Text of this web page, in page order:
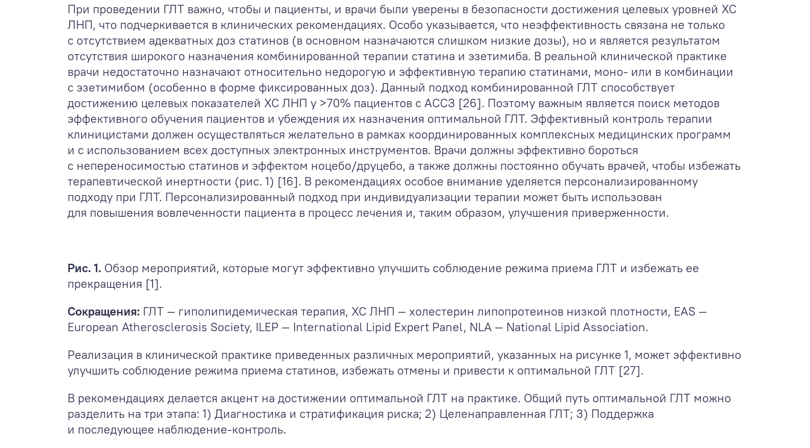
При проведении ГЛТ важно, чтобы и пациенты, и врачи были уверены в безопасности достижения целевых уровней ХС
ЛНП, что подчеркивается в клинических рекомендациях. Особо указывается, что неэффективность связана не только
с отсутствием адекватных доз статинов (в основном назначаются слишком низкие дозы), но и является результатом
отсутствия широкого назначения комбинированной терапии статина и эзетимиба. В реальной клинической практике
врачи недостаточно назначают относительно недорогую и эффективную терапию статинами, моно- или в комбинации
с эзетимибом (особенно в форме фиксированных доз). Данный подход комбинированной ГЛТ способствует
достижению целевых показателей ХС ЛНП у >70% пациентов с АССЗ [26]. Поэтому важным является поиск методов
эффективного обучения пациентов и убеждения их назначения оптимальной ГЛТ. Эффективный контроль терапии
клиницистами должен осуществляться желательно в рамках координированных комплексных медицинских программ
и с использованием всех доступных электронных инструментов. Врачи должны эффективно бороться
с непереносимостью статинов и эффектом ноцебо/друцебо, а также должны постоянно обучать врачей, чтобы избежать
терапевтической инертности (рис. 1) [16]. В рекомендациях особое внимание уделяется персонализированному
подходу при ГЛТ. Персонализированный подход при индивидуализации терапии может быть использован
для повышения вовлеченности пациента в процесс лечения и, таким образом, улучшения приверженности.
Рис. 1. Обзор мероприятий, которые могут эффективно улучшить соблюдение режима приема ГЛТ и избежать ее
прекращения [1].
Сокращения: ГЛТ — гиполипидемическая терапия, ХС ЛНП — холестерин липопротеинов низкой плотности, EAS —
European Atherosclerosis Society, ILEP — International Lipid Expert Panel, NLA — National Lipid Association.
Реализация в клинической практике приведенных различных мероприятий, указанных на рисунке 1, может эффективно
улучшить соблюдение режима приема статинов, избежать отмены и привести к оптимальной ГЛТ [27].
В рекомендациях делается акцент на достижении оптимальной ГЛТ на практике. Общий путь оптимальной ГЛТ можно
разделить на три этапа: 1) Диагностика и стратификация риска; 2) Целенаправленная ГЛТ; 3) Поддержка
и последующее наблюдение-контроль.